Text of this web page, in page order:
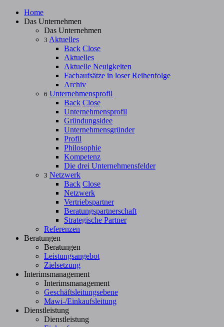
Home
Das Unternehmen
Das Unternehmen
3 Aktuelles
Back Close
Aktuelles
Aktuelle Neuigkeiten
Fachaufsätze in loser Reihenfolge
Archiv
6 Unternehmensprofil
Back Close
Unternehmensprofil
Gründungsidee
Unternehmensgründer
Profil
Philosophie
Kompetenz
Die drei Unternehmensfelder
3 Netzwerk
Back Close
Netzwerk
Vertriebspartner
Beratungspartnerschaft
Strategische Partner
Referenzen
Beratungen
Beratungen
Leistungsangebot
Zielsetzung
Interimsmanagement
Interimsmanagement
Geschäftsleitungsebene
Mawi-/Einkaufsleitung
Dienstleistung
Dienstleistung